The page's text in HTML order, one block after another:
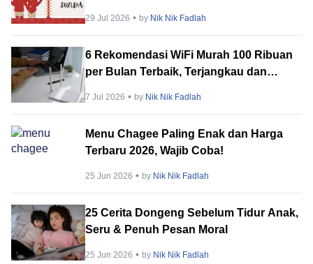
29 Jul 2026 by Nik Nik Fadlah
6 Rekomendasi WiFi Murah 100 Ribuan
per Bulan Terbaik, Terjangkau dan
7 Jul 2026 by Nik Nik Fadlah
Menu Chagee Paling Enak dan Harga
Terbaru 2026, Wajib Coba!
25 Jun 2026 by Nik Nik Fadlah
25 Cerita Dongeng Sebelum Tidur Anak,
Seru & Penuh Pesan Moral
25 Jun 2026 by Nik Nik Fadlah